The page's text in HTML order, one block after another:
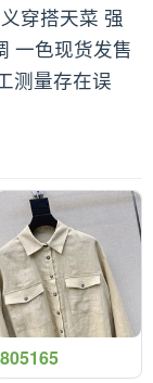
穿搭天菜 强
一色现货发售
测量存在误
805165